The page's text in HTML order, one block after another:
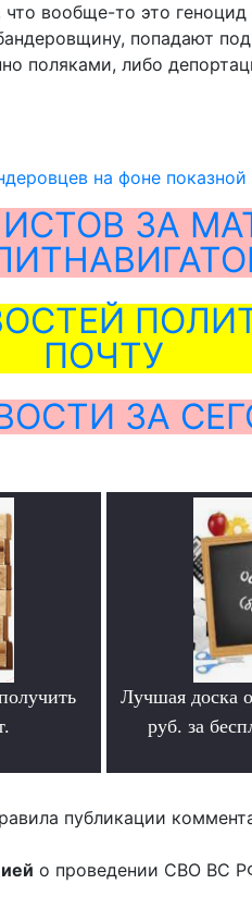
вообще-то это
попадают
поляками, либо
на фоне
ЗА
ПОЧТУ
ЗА
Лучшая доска
руб. за
публикации
о проведении СВО ВС